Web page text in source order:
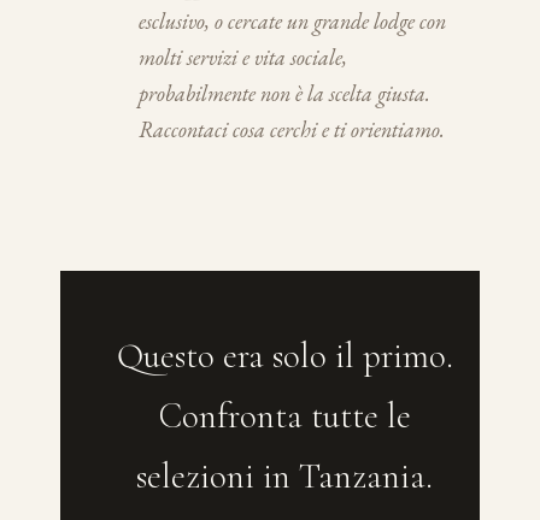
esclusivo, o cercate un grande lodge con
molti servizi e vita sociale,
probabilmente non è la scelta giusta.
Raccontaci cosa cerchi e ti orientiamo.
Questo era solo il primo.
Confronta tutte le
selezioni in Tanzania.